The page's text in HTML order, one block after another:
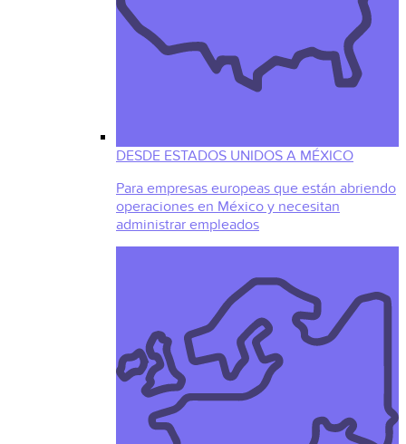
DESDE ESTADOS UNIDOS A MÉXICO
Para empresas europeas que están abriendo
operaciones en México y necesitan
administrar empleados